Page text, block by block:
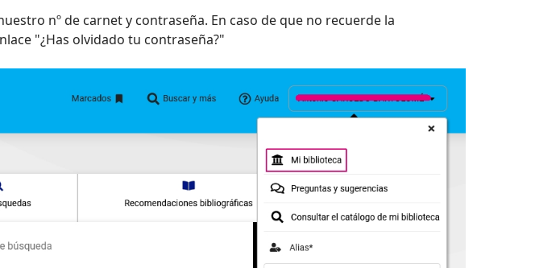
nº de carnet y contraseña. En caso de que no recuerde la
"¿Has olvidado tu contraseña?"